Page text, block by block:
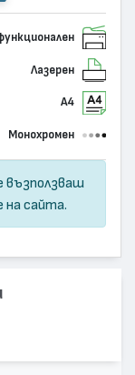
Лазерен
А4
Монохромен
възползваш
на сайта.